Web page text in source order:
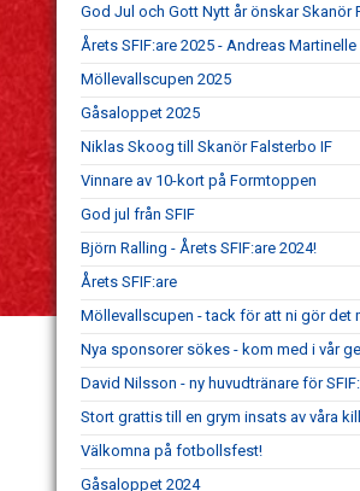
God Jul och Gott Nytt år önskar Skanör
Årets SFIF:are 2025 - Andreas Martinelle
Möllevallscupen 2025
Gåsaloppet 2025
Niklas Skoog till Skanör Falsterbo IF
Vinnare av 10-kort på Formtoppen
God jul från SFIF
Björn Ralling - Årets SFIF:are 2024!
Årets SFIF:are
Möllevallscupen - tack för att ni gör det
Nya sponsorer sökes - kom med i vår
David Nilsson - ny huvudtränare för
Stort grattis till en grym insats av våra
Välkomna på fotbollsfest!
Gåsaloppet 2024